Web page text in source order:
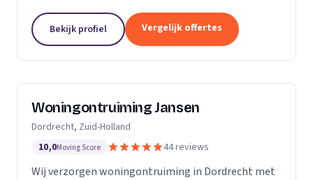
Bekijk profiel Vergelijk offertes
Woningontruiming Jansen
Dordrecht, Zuid-Holland
10,0Moving Score 44 reviews
Wij verzorgen woningontruiming in Dordrecht met